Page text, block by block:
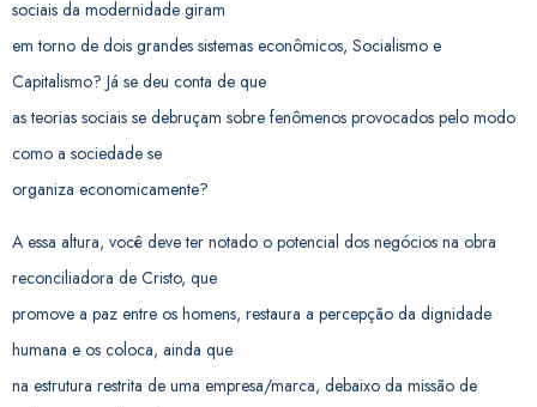
sociais da modernidade giram
em torno de dois grandes sistemas econômicos, Socialismo e
Capitalismo? Já se deu conta de que
as teorias sociais se debruçam sobre fenômenos provocados pelo modo
como a sociedade se
organiza economicamente?
A essa altura, você deve ter notado o potencial dos negócios na obra
reconciliadora de Cristo, que
promove a paz entre os homens, restaura a percepção da dignidade
humana e os coloca, ainda que
na estrutura restrita de uma empresa/marca, debaixo da missão de